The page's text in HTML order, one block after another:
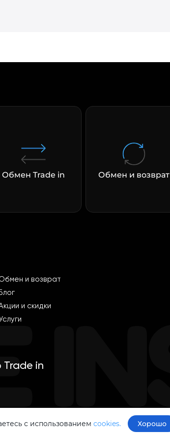
Обмен Trade in Обмен и возврат
и возврат
Блог
и скидки
Trade in
Политика конфиденциальностиОферта
с использованием cookies. Хорошо